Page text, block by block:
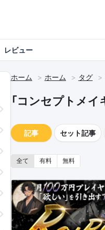
レビュー
ホーム ホーム タグ
「コンセプトメイ
記事 セット記事
全て 有料 無料